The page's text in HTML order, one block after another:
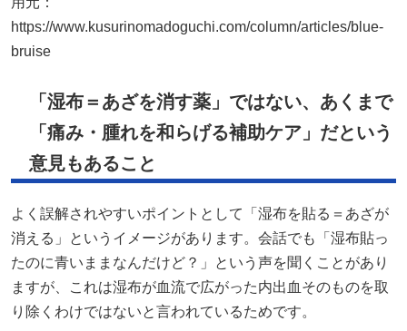
https://www.kusurinomadoguchi.com/column/articles/blue-
bruise
「湿布＝あざを消す薬」ではない、あくまで
「痛み・腫れを和らげる補助ケア」だという
意見もあること
よく誤解されやすいポイントとして「湿布を貼る＝あざが
消える」というイメージがあります。会話でも「湿布貼っ
たのに青いままなんだけど？」という声を聞くことがあり
ますが、これは湿布が血流で広がった内出血そのものを取
り除くわけではないと言われているためです。